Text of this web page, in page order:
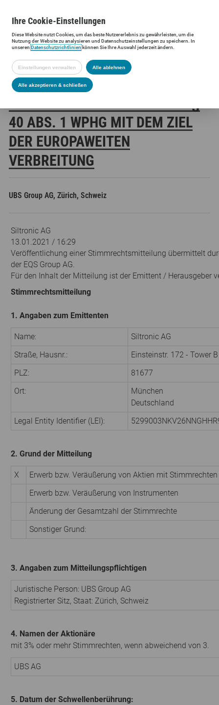
Siltronic AG Investoren Finanzmeldungen
SILTRONIC AG:
0 ABS. 1 WPHG MIT DEM ZIEL D
ER EUROPAWEITEN V
ERBREITUNG
UBS Group AG, Zürich, Schweiz
Siltronic AG
13.01.2021 / 16:29
Veröffentlichung einer Stimmrechtsmitteilung übermittelt
der EQS Group AG.
Für den Inhalt der Mitteilung ist der Emittent / Herausgeber
Stimmrechtsmitteilung
1. Angaben zum Emittenten
Name:
Siltronic AG
Straße, Hausnr.:
Einsteinstr. 172 - Tower
PLZ:
81677
Ort:
München
Deutschland
Legal Entity Identifier (LEI):
2. Grund der Mitteilung
X
Erwerb bzw. Veräußerung von Aktien mit Stimmrechten
Erwerb bzw. Veräußerung von Instrumenten
Änderung der Gesamtzahl der Stimmrechte
Sonstiger Grund:
3. Angaben zum Mitteilungspflichtigen
Juristische Person: UBS Group AG
Registrierter Sitz, Staat: Zürich, Schweiz
4. Namen der Aktionäre
mit 3% oder mehr Stimmrechten, wenn abweichend von 3.
UBS AG
5. Datum der Schwellenberührung:
IhreCookie-Einstellungen
DieseWebsitenutzt Cookies, um das beste Nutzererlebnis zu gewährleisten, um die
Nutzung derWebsitezu analysieren und Datenschutzeinstellungen zu speichern. In
unserenDatenschutzrichtlinienkönnen Sie Ihre Auswahl jederzeit ändern.
Einstellungen verwalten Alle ablehnen
Alle akzeptieren & schließen